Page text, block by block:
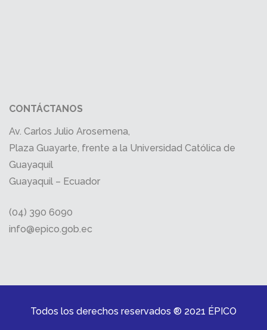
CONTÁCTANOS
Av. Carlos Julio Arosemena,
Plaza Guayarte, frente a la Universidad Católica de
Guayaquil
Guayaquil – Ecuador
(04) 390 6090
info@epico.gob.ec
Todos los derechos reservados ® 2021 ÉPICO